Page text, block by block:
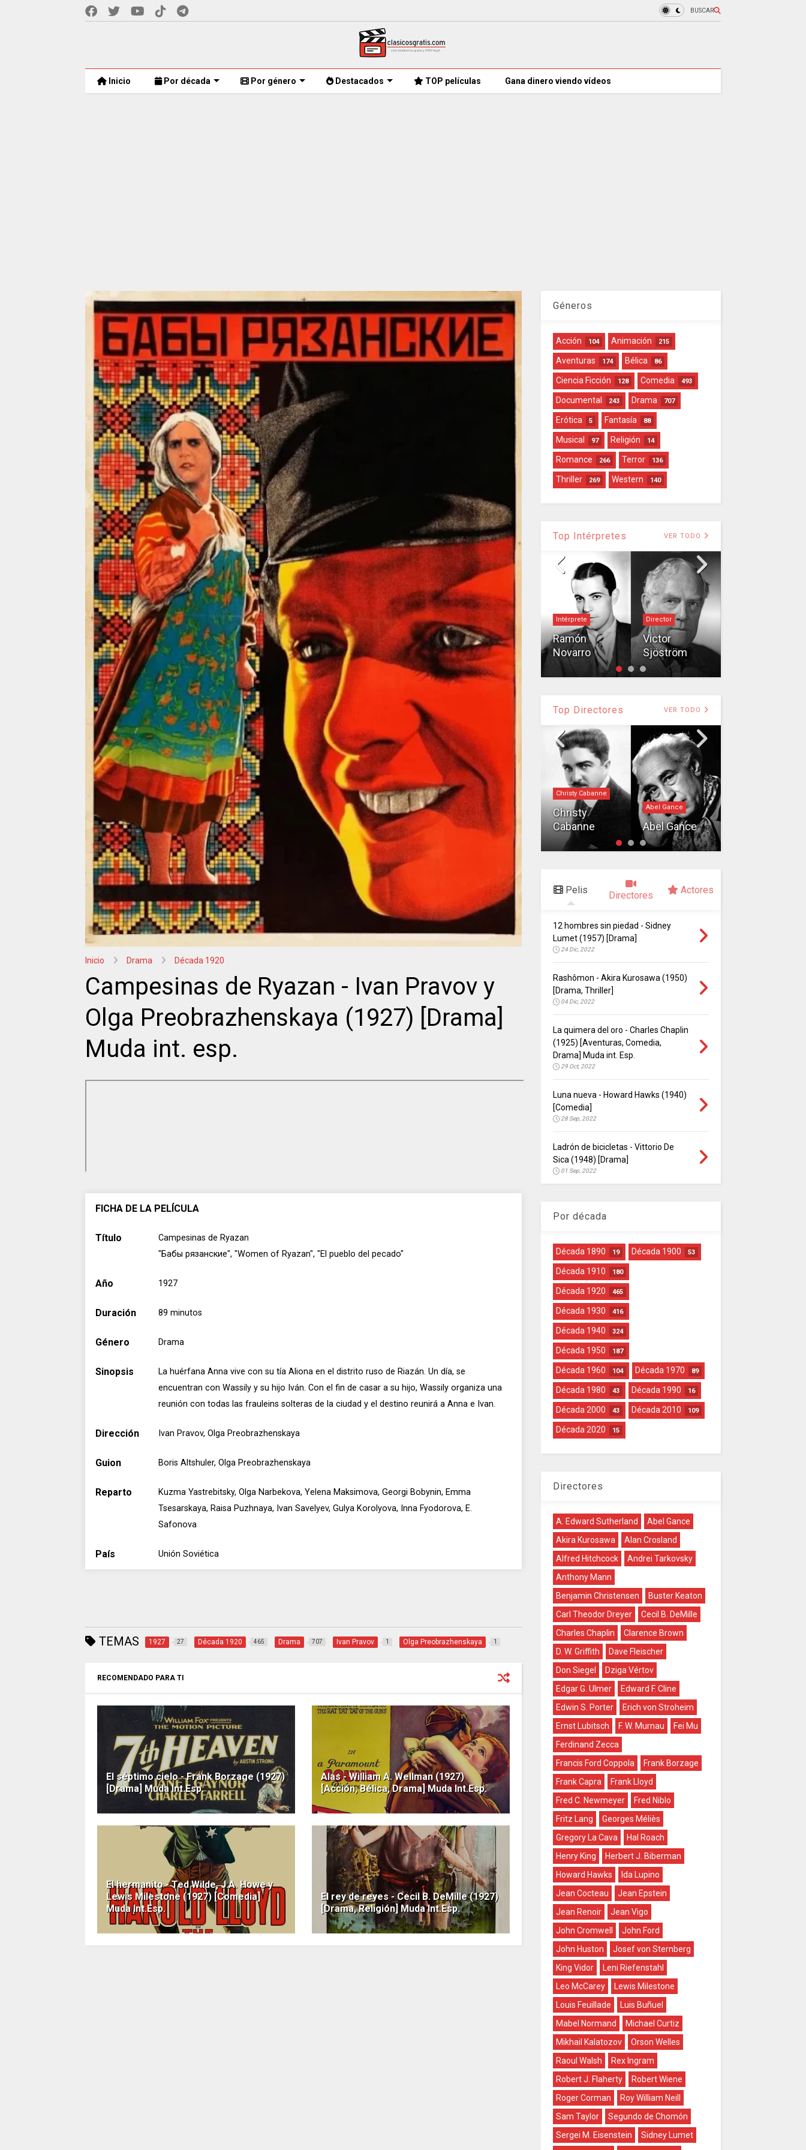
BUSCAR
Inicio Por década Por género Destacados TOP películas Gana dinero viendo vídeos
Inicio Drama Década 1920
Campesinas de Ryazan - Ivan Pravov y
Olga Preobrazhenskaya (1927) [Drama]
Muda int. esp.
FICHA DE LA PELÍCULA
Título
Campesinas de Ryazan
"Бабы рязанские", "Women of Ryazan", "El pueblo del pecado"
Año 1927
Duración 89 minutos
Género Drama
Sinopsis
La huérfana Anna vive con su tía Aliona en el distrito ruso de Riazán. Un día, se
encuentran con Wassily y su hijo Iván. Con el fin de casar a su hijo, Wassily organiza una
reunión con todas las frauleins solteras de la ciudad y el destino reunirá a Anna e Ivan.
Dirección Ivan Pravov, Olga Preobrazhenskaya
Guion Boris Altshuler, Olga Preobrazhenskaya
Reparto
Kuzma Yastrebitsky, Olga Narbekova, Yelena Maksimova, Georgi Bobynin, Emma
Tsesarskaya, Raisa Puzhnaya, Ivan Savelyev, Gulya Korolyova, Inna Fyodorova, E.
Safonova
País Unión Soviética
TEMAS 1927 27 Década 1920 465 Drama 707 Ivan Pravov 1 Olga Preobrazhenskaya 1
RECOMENDADO PARA TI
El séptimo cielo - Frank Borzage (1927)
[Drama] Muda Int.Esp.
Alas - William A. Wellman (1927)
[Acción, Bélica, Drama] Muda Int.Esp.
El hermanito - Ted Wilde, J.A. Howe y
Lewis Milestone (1927) [Comedia]
Muda Int.Esp.
El rey de reyes - Cecil B. DeMille (1927)
[Drama, Religión] Muda Int.Esp.
Géneros
Acción 104 Animación 215
Aventuras 174 Bélica 86
Ciencia Ficción 128 Comedia 493
Documental 243 Drama 707
Erótica 5 Fantasía 88
Musical 97 Religión 14
Romance 266 Terror 136
Thriller 269 Western 140
Top Intérpretes VER TODO
Douglas Fairbanks
Douglas
Fairbanks
William S.
Hart
Intérprete
Ramón
Novarro
Director
Victor
Sjöström
Top Directores VER TODO
Director
Jean Epstein
William
Beaudine
Christy Cabanne
Christy
Cabanne
Abel Gance
Abel Gance
Pelis Directores Actores
12 hombres sin piedad - Sidney
Lumet (1957) [Drama]
24 Dic, 2022
Rashômon - Akira Kurosawa (1950)
[Drama, Thriller]
04 Dic, 2022
La quimera del oro - Charles Chaplin
(1925) [Aventuras, Comedia,
Drama] Muda int. Esp.
29 Oct, 2022
Luna nueva - Howard Hawks (1940)
[Comedia]
28 Sep, 2022
Ladrón de bicicletas - Vittorio De
Sica (1948) [Drama]
01 Sep, 2022
Por década
Década 1890 19 Década 1900 53
Década 1910 180
Década 1920 465
Década 1930 416
Década 1940 324
Década 1950 187
Década 1960 104 Década 1970 89
Década 1980 43 Década 1990 16
Década 2000 43 Década 2010 109
Década 2020 15
Directores
A. Edward Sutherland
Abel Gance
Akira Kurosawa
Alan Crosland
Alfred Hitchcock
Andrei Tarkovsky
Anthony Mann
Benjamin Christensen
Buster Keaton
Carl Theodor Dreyer
Cecil B. DeMille
Charles Chaplin
Clarence Brown
D. W. Griffith
Dave Fleischer
Don Siegel
Dziga Vértov
Edgar G. Ulmer
Edward F. Cline
Edwin S. Porter
Erich von Stroheim
Ernst Lubitsch
F. W. Murnau
Fei Mu
Ferdinand Zecca
Francis Ford Coppola
Frank Borzage
Frank Capra
Frank Lloyd
Fred C. Newmeyer
Fred Niblo
Fritz Lang
Georges Méliès
Gregory La Cava
Hal Roach
Henry King
Herbert J. Biberman
Howard Hawks
Ida Lupino
Jean Cocteau
Jean Epstein
Jean Renoir
Jean Vigo
John Cromwell
John Ford
John Huston
Josef von Sternberg
King Vidor
Leni Riefenstahl
Leo McCarey
Lewis Milestone
Louis Feuillade
Luis Buñuel
Mabel Normand
Michael Curtiz
Mikhail Kalatozov
Orson Welles
Raoul Walsh
Rex Ingram
Robert J. Flaherty
Robert Wiene
Roger Corman
Roy William Neill
Sam Taylor
Segundo de Chomón
Sergei M. Eisenstein
Sidney Lumet